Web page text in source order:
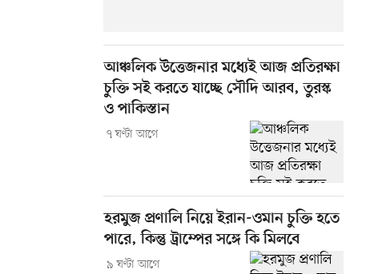
আঞ্চলিক উত্তেজনার মধ্যেই আজ প্রতিরক্ষা
চুক্তি সই করতে যাচ্ছে সৌদি আরব, তুরস্ক
ও পাকিস্তান
৭ ঘণ্টা আগে
হরমুজ প্রণালি নিয়ে ইরান-ওমান চুক্তি হতে
পারে, কিন্তু ট্রাম্পের সঙ্গে কি মিলবে
৯ ঘণ্টা আগে